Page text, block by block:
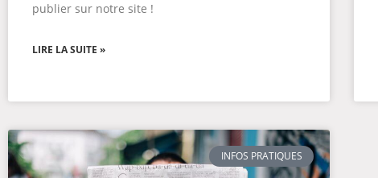
publier sur notre site !
LIRE LA SUITE »
INFOS PRATIQUES